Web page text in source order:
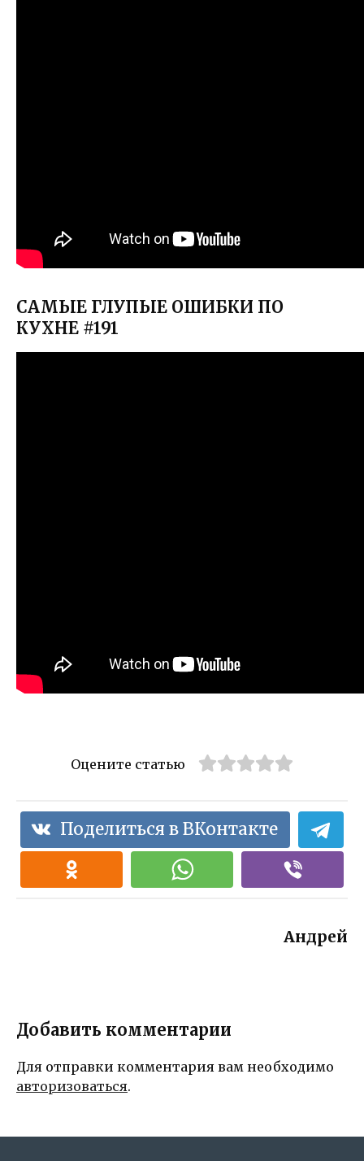
САМЫЕ ГЛУПЫЕ ОШИБКИ ПО
КУХНЕ #191
Оцените статью
Поделиться в ВКонтакте
Андрей
Добавить комментарии
Для отправки комментария вам необходимо
авторизоваться.